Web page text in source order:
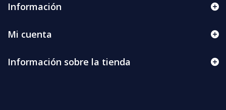
Información
Mi cuenta
Información sobre la tienda